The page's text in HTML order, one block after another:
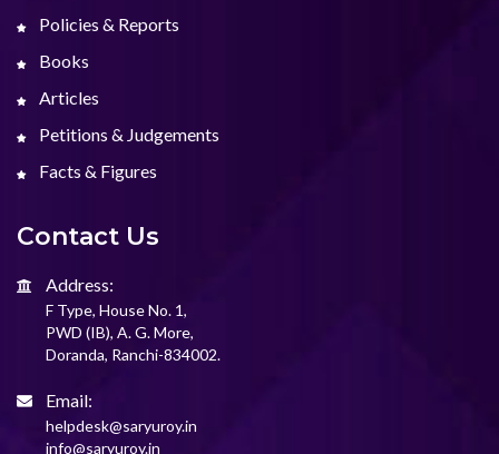
Policies & Reports
Books
Articles
Petitions & Judgements
Facts & Figures
Contact Us
Address:
F Type, House No. 1,
PWD (IB), A. G. More,
Doranda, Ranchi-834002.
Email:
helpdesk@saryuroy.in
info@saryuroy.in